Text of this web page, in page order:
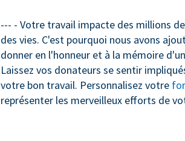
--- - Votre travail impacte des millions
des vies. C'est pourquoi nous avons
donner en l'honneur et à la mémoire
Laissez vos donateurs se sentir
votre bon travail. Personnalisez votre
représenter les merveilleux efforts de